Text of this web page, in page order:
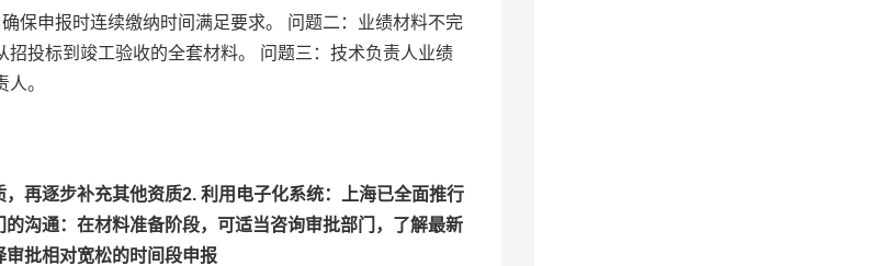
保申报时连续缴纳时间满足要求。 问题二：业绩材料不完
投标到竣工验收的全套材料。 问题三：技术负责人业绩
。
，再逐步补充其他资质2. 利用电子化系统：上海已全面推行
的沟通：在材料准备阶段，可适当咨询审批部门，了解最新
审批相对宽松的时间段申报